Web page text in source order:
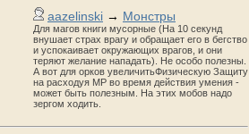
aazelinski → Монстры
Для магов книги мусорные (На 10 секунд
внушает страх врагу и обращает его в бегство
и успокаивает окружающих врагов, и они
теряют желание нападать). Не особо полезны.
А вот для орков увеличитьФизическую Защиту
на расходуя MP во время действия умения -
может быть полезным. На этих мобов надо
зергом ходить.